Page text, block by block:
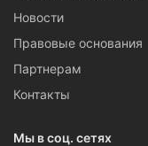
Новости
Правовые основания
Партнерам
Контакты
Мы в соц. сетях